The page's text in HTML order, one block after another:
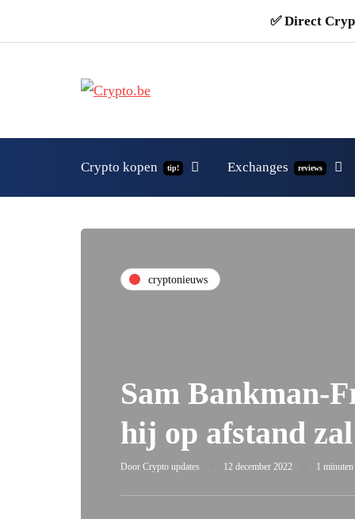
✅ Direct
Crypto kopen tip! Exchanges reviews
cryptonieuws
Sam Bankman-
hij op afstand
Door Crypto updates 12 december 2022 1